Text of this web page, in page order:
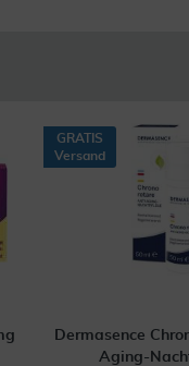
GRATIS
Versand
Dermasence
Aging-